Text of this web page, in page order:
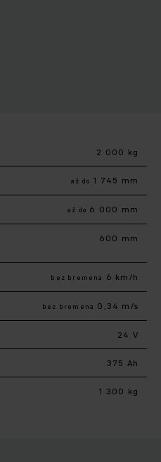
2 000 kg
až do 1 745 mm
až do 6 000 mm
600 mm
bez bremena 6 km/h
bez bremena 0,34 m/s
24 V
375 Ah
1 300 kg